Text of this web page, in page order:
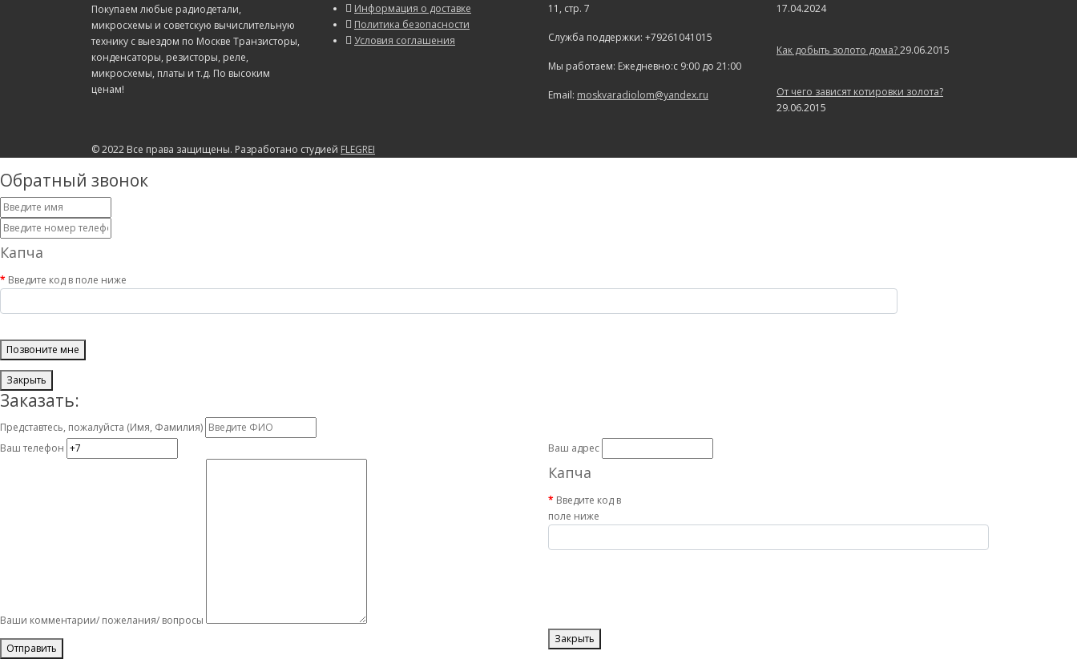
Покупаем любые радиодетали,
микросхемы и советскую вычислительную
технику с выездом по Москве Транзисторы,
конденсаторы, резисторы, реле,
микросхемы, платы и т.д. По высоким
ценам!
Информация о доставке
Политика безопасности
Условия соглашения
11, стр. 7
Служба поддержки: +79261041015
Мы работаем: Ежедневно:с 9:00 до 21:00
Email: moskvaradiolom@yandex.ru
17.04.2024
Как добыть золото дома?29.06.2015
От чего зависят котировки золота?
29.06.2015
© 2022 Все права защищены. Разработано студией FLEGREI
Обратный звонок
Капча
Введите код в поле ниже
Позвоните мне
Закрыть
Заказать:
Представтесь, пожалуйста (Имя, Фамилия)
Ваш телефон
Ваш адрес
Ваши комментарии/ пожелания/ вопросы
Капча
Введите код в
поле ниже
Отправить
Закрыть